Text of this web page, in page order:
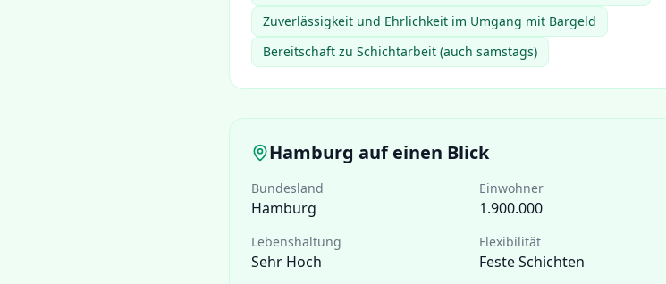
Zuverlässigkeit und Ehrlichkeit im Umgang mit Bargeld
Bereitschaft zu Schichtarbeit (auch samstags)
Hamburg auf einen Blick
Bundesland
Hamburg
Einwohner
1.900.000
Lebenshaltung
Sehr Hoch
Flexibilität
Feste Schichten